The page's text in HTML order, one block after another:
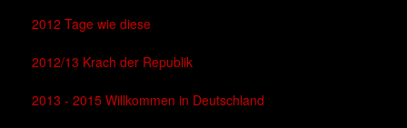
2012 Tage wie diese
2012/13 Krach der Republik
2013 - 2015 Willkommen in Deutschland